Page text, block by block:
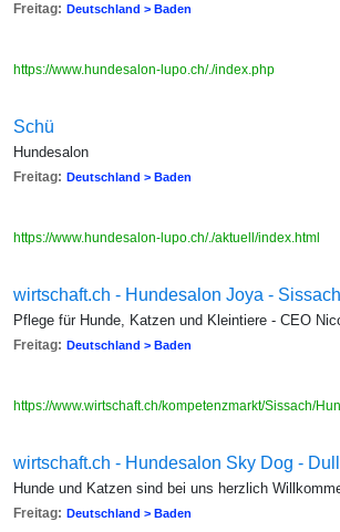
Freitag: Deutschland > Baden
https://www.hundesalon-lupo.ch/./index.php
Schü
Hundesalon
Freitag: Deutschland > Baden
https://www.hundesalon-lupo.ch/./aktuell/index.html
wirtschaft.ch - Hundesalon Joya -
Pflege für Hunde, Katzen und Kleintiere - CEO
Freitag: Deutschland > Baden
https://www.wirtschaft.ch/kompetenzmarkt/Sissach/
wirtschaft.ch - Hundesalon Sky Dog -
Hunde und Katzen sind bei uns herzlich
Freitag: Deutschland > Baden